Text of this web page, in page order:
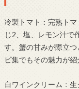
冷製トマト：完熟ト
じ2、塩、レモン汁で
す。蟹の甘みが際立
ピ集でもその魅力が紹
白ワインクリーム：